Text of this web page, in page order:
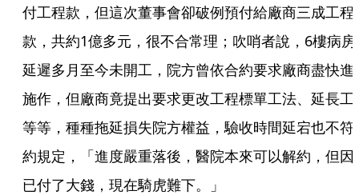
付工程款，但這次董事會卻破例預付給廠商三成工程
款，共約1億多元，很不合常理；吹哨者說，6樓病房
延遲多月至今未開工，院方曾依合約要求廠商盡快進
施作，但廠商竟提出要求更改工程標單工法、延長工
等等，種種拖延損失院方權益，驗收時間延宕也不符
約規定，「進度嚴重落後，醫院本來可以解約，但因
已付了大錢，現在騎虎難下。」